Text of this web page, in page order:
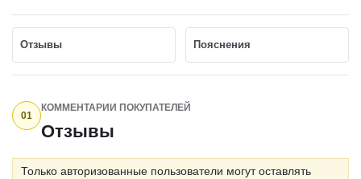
Отзывы Пояснения
01
КОММЕНТАРИИ ПОКУПАТЕЛЕЙ
Отзывы
Только авторизованные пользователи могут оставлять